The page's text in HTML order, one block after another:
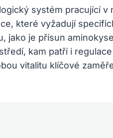
systém pracující v
které vyžadují
jako je přísun
kam patří i
vitalitu klíčové